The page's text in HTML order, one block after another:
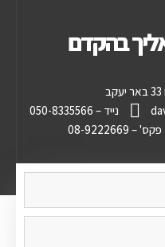
בהקדם
נייד – 050-8335566
פקס' – 08-9222669